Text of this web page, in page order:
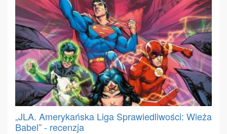
„JLA. Amerykańska Liga Sprawiedliwości: Wieża
Babel” - recenzja